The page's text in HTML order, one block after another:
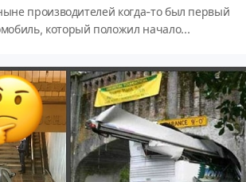
производителей когда-то был первый
который положил начало
то вам не составит труда пройти этот
Поехали!